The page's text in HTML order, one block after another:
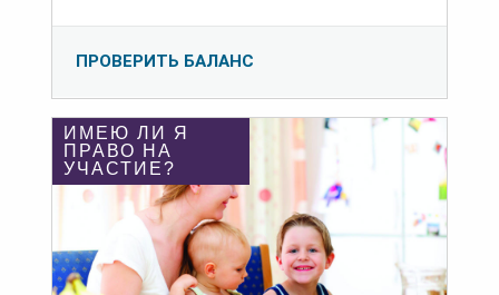
ПРОВЕРИТЬ БАЛАНС
ИМЕЮ ЛИ Я
ПРАВО НА
УЧАСТИЕ?